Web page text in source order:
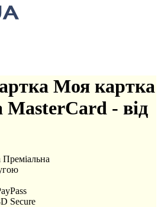
Моя картка
MasterCard - від